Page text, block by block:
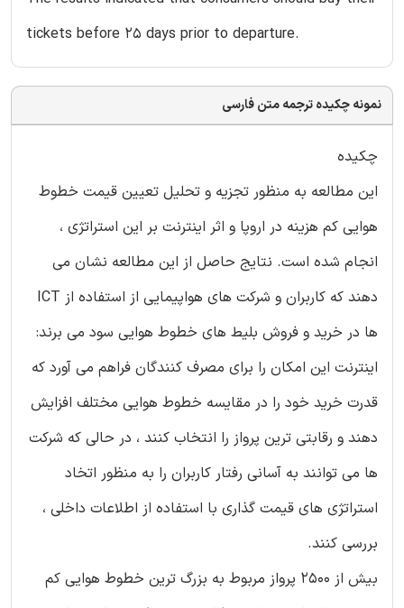
tickets before 25 days prior to departure.
نمونه چکیده ترجمه متن فارسی
چکیده
این مطالعه به منظور تجزیه و تحلیل تعیین قیمت خطوط
هوایی کم هزینه در اروپا و اثر اینترنت بر این استراتژی ،
انجام شده است. نتایج حاصل از این مطالعه نشان می
دهند که کاربران و شرکت های هواپیمایی از استفاده از ICT
ها در خرید و فروش بلیط های خطوط هوایی سود می برند:
اینترنت این امکان را برای مصرف کنندگان فراهم می آورد که
قدرت خرید خود را در مقایسه خطوط هوایی مختلف افزایش
دهند و رقابتی ترین پرواز را انتخاب کنند ، در حالی که شرکت
ها می توانند به آسانی رفتار کاربران را به منظور اتخاد
استراتژی های قیمت گذاری با استفاده از اطلاعات داخلی ،
بررسی کنند.
بیش از 2500 پرواز مربوط به بزرگ ترین خطوط هوایی کم